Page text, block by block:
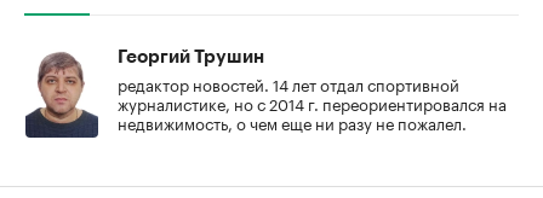
Георгий Трушин
редактор новостей. 14 лет отдал спортивной
журналистике, но с 2014 г. переориентировался на
недвижимость, о чем еще ни разу не пожалел.